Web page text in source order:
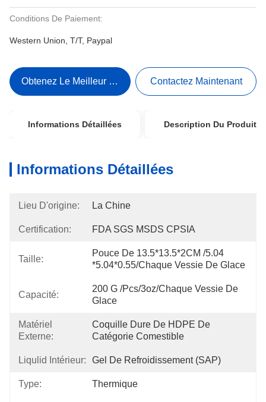
Conditions De Paiement:
Western Union, T/T, Paypal
Obtenez Le Meilleur Prix Contactez Maintenant
Informations Détaillées Description Du Produit
Informations Détaillées
Lieu D'origine: La Chine
Certification: FDA SGS MSDS CPSIA
Taille:
Pouce De 13.5*13.5*2CM /5.04
*5.04*0.55/chaque Vessie De Glace
Capacité:
200 G /pcs/3oz/chaque Vessie De
Glace
Matériel
Externe:
Coquille Dure De HDPE De
Catégorie Comestible
Liqulid Intérieur: Gel De Refroidissement (SAP)
Type: Thermique